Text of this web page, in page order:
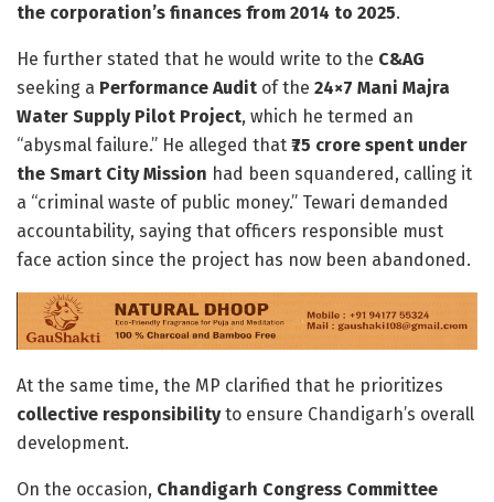
the corporation’s finances from 2014 to 2025.
He further stated that he would write to the C&AG
seeking a Performance Audit of the 24×7 Mani Majra
Water Supply Pilot Project, which he termed an
“abysmal failure.” He alleged that ₹75 crore spent under
the Smart City Mission had been squandered, calling it
a “criminal waste of public money.” Tewari demanded
accountability, saying that officers responsible must
face action since the project has now been abandoned.
At the same time, the MP clarified that he prioritizes
collective responsibilityto ensure Chandigarh’s overall
development.
On the occasion, Chandigarh Congress Committee